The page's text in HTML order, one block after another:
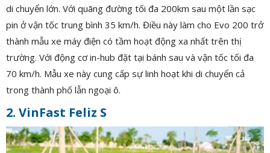
di chuyển lớn. Với quãng đường tối đa 200km sau một lần sạc
pin ở vận tốc trung bình 35 km/h. Điều này làm cho Evo 200 trở
thành mẫu xe máy điện có tầm hoạt động xa nhất trên thị
trường. Với động cơ in-hub đặt tại bánh sau và vận tốc tối đa
70 km/h. Mẫu xe này cung cấp sự linh hoạt khi di chuyển cả
trong thành phố lẫn ngoại ô.
2. VinFast Feliz S